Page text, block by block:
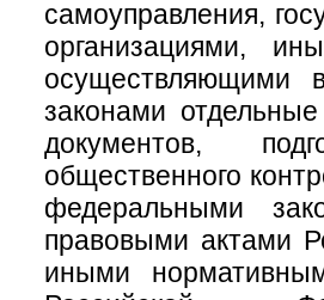
самоуправления,
организациями,
осуществляющими
законами
документов,
общественного
федеральными
правовыми актами
иными